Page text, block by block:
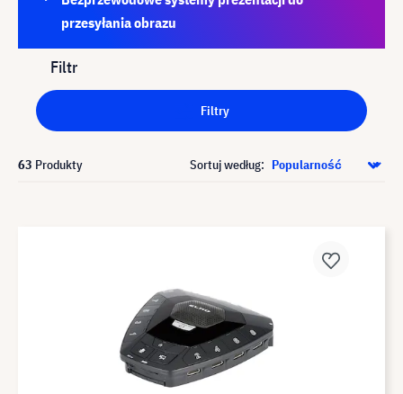
przesyłania obrazu
Filtr
Filtry
63 Produkty Sortuj według: